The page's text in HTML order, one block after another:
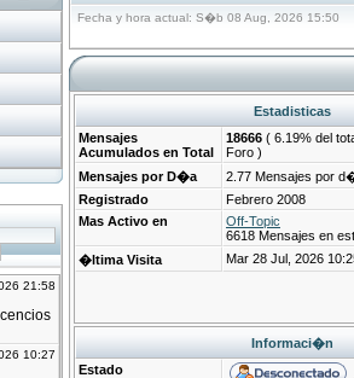
Fecha y hora actual: S�b 08 Aug, 2026 15:50
Estadisticas
Mensajes
Acumulados en Total
18666 ( 6.19% del
Foro )
Mensajes por D�a
2.77 Mensajes por
Registrado
Febrero 2008
Mas Activo en
Off-Topic
6618 Mensajes en
�ltima Visita
Mar 28 Jul, 2026
Informaci�n
Estado